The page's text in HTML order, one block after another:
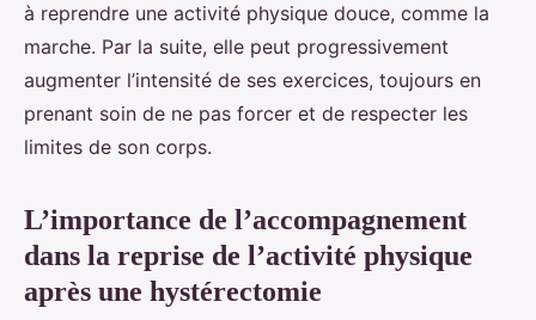
à reprendre une activité physique douce, comme la
marche. Par la suite, elle peut progressivement
augmenter l’intensité de ses exercices, toujours en
prenant soin de ne pas forcer et de respecter les
limites de son corps.
L’importance de l’accompagnement
dans la reprise de l’activité physique
après une hystérectomie